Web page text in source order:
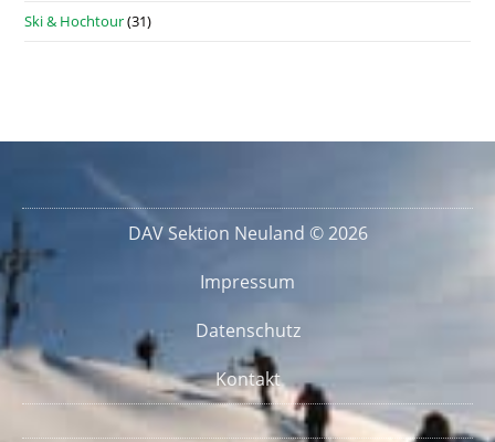
Ski & Hochtour(31)
DAV Sektion Neuland © 2026
Impressum
Datenschutz
Kontakt